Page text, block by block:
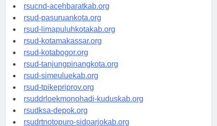
rsud-tangerangkota.org
rsucnd-acehbaratkab.org
rsud-pasuruankota.org
rsud-limapuluhkotakab.org
rsud-kotamakassar.org
rsud-kotabogor.org
rsud-tanjungpinangkota.org
rsud-simeuluekab.org
rsud-tpikepriprov.org
rsuddrloekmonohadi-kuduskab.org
rsudksa-depok.org